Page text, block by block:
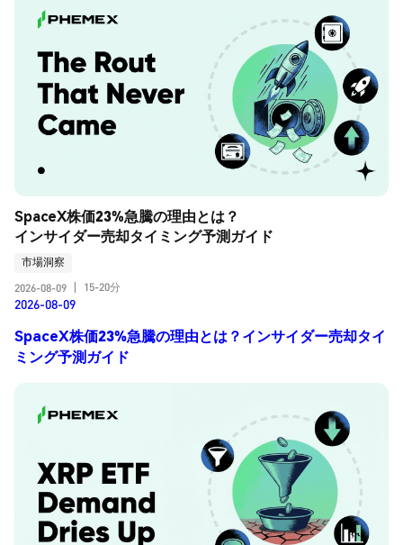
SpaceX株価23%急騰の理由とは？
インサイダー売却タイミング予測ガイド
市場洞察
2026-08-09
15-20分
2026-08-09
SpaceX株価23%急騰の理由とは？インサイダー売却タイ
ミング予測ガイド